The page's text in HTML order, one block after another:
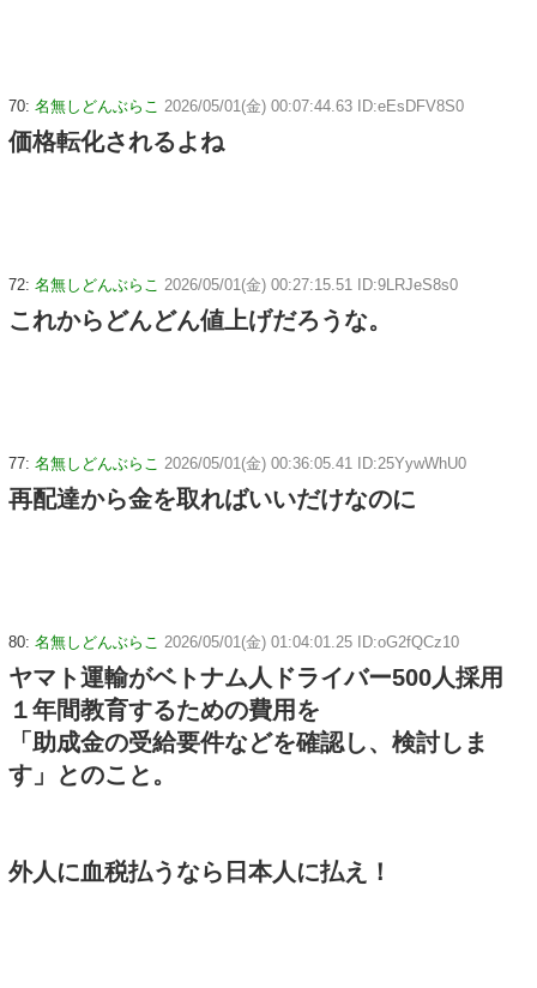
70: 名無しどんぶらこ 2026/05/01(金) 00:07:44.63 ID:eEsDFV8S0
価格転化されるよね
72: 名無しどんぶらこ 2026/05/01(金) 00:27:15.51 ID:9LRJeS8s0
これからどんどん値上げだろうな。
77: 名無しどんぶらこ 2026/05/01(金) 00:36:05.41 ID:25YywWhU0
再配達から金を取ればいいだけなのに
80: 名無しどんぶらこ 2026/05/01(金) 01:04:01.25 ID:oG2fQCz10
ヤマト運輸がベトナム人ドライバー500人採用
１年間教育するための費用を
「助成金の受給要件などを確認し、検討しま
す」とのこと。
外人に血税払うなら日本人に払え！